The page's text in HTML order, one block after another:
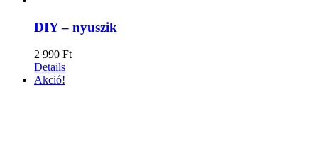
DIY – nyuszik
2 990 Ft
Details
Akció!